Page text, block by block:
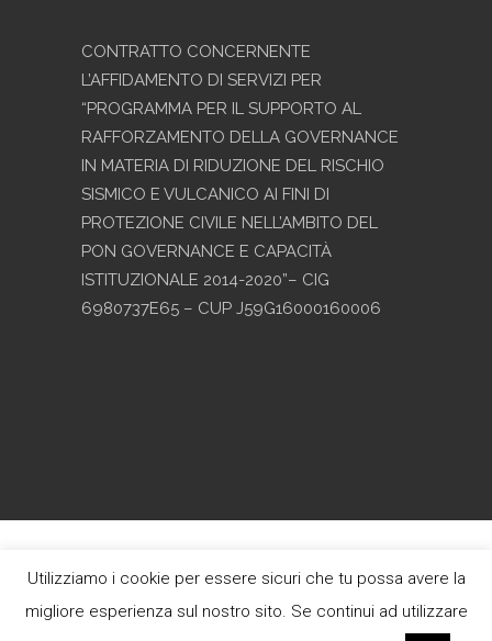
CONTRATTO CONCERNENTE
L’AFFIDAMENTO DI SERVIZI PER
“PROGRAMMA PER IL SUPPORTO AL
RAFFORZAMENTO DELLA GOVERNANCE
IN MATERIA DI RIDUZIONE DEL RISCHIO
SISMICO E VULCANICO AI FINI DI
PROTEZIONE CIVILE NELL’AMBITO DEL
PON GOVERNANCE E CAPACITÀ
ISTITUZIONALE 2014-2020”– CIG
6980737E65 – CUP J59G16000160006
sviluppoHeap Design
Utilizziamo i cookie per essere sicuri che tu possa avere la
migliore esperienza sul nostro sito. Se continui ad utilizzare